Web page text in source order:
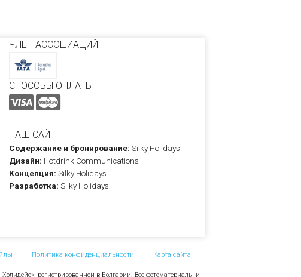
ЧЛЕН АССОЦИАЦИЙ
СПОСОБЫ ОПЛАТЫ
НАШ САЙТ
Содержание и бронирование: Silky Holidays
Дизайн: Hotdrink Communications
Концепция: Silky Holidays
Разработка: Silky Holidays
Политика конфиденциальности Карта сайта
регистрированной в Болгарии. Все фотоматериалы и